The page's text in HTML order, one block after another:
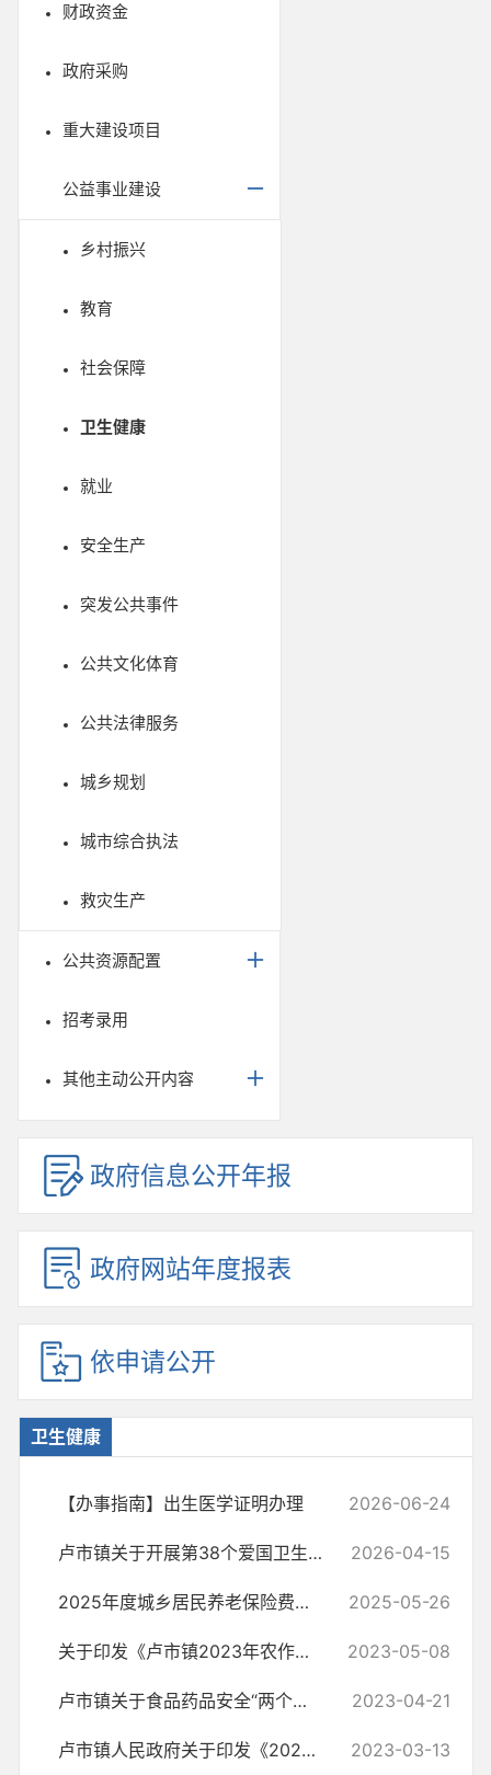
财政资金
政府采购
重大建设项目
公益事业建设
乡村振兴
教育
社会保障
卫生健康
就业
安全生产
突发公共事件
公共文化体育
公共法律服务
城乡规划
城市综合执法
救灾生产
公共资源配置
招考录用
其他主动公开内容
政府信息公开年报
政府网站年度报表
依申请公开
卫生健康
【办事指南】出生医学证明办理 2026-06-24
卢市镇关于开展第38个爱国卫生月活动实施方案 2026-04-15
2025年度城乡居民养老保险费春季集中征缴工作方案 2025-05-26
关于印发《卢市镇2023年农作物秸秆露天禁烧工作实施方案》的通知 2023-05-08
卢市镇关于食品药品安全“两个责任”的工作方案 2023-04-21
卢市镇人民政府关于印发《2023年春季畜产品安全工作实施方案》的 通知 2023-03-13